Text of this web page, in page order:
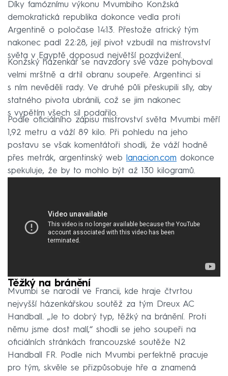
Díky famóznímu výkonu Mvumbiho Konžská
demokratická republika dokonce vedla proti
Argentině o poločase 14:13. Přestože africký tým
nakonec padl 22:28, její pivot vzbudil na mistrovství
světa v Egyptě doposud největší pozdvižení.
Konžský házenkář se navzdory své váze pohyboval
velmi mrštně a drtil obranu soupeře. Argentinci si
s ním nevěděli rady. Ve druhé půli přeskupili síly, aby
statného pivota ubránili, což se jim nakonec
s vypětím všech sil podařilo.
Podle oficiálního zápisu mistrovství světa Mvumbi měří
1,92 metru a váží 89 kilo. Při pohledu na jeho
postavu se však komentátoři shodli, že váží hodně
přes metrák, argentinský web lanacion.com dokonce
spekuluje, že by to mohlo být až 130 kilogramů.
Těžký na bránění
Mvumbi se narodil ve Francii, kde hraje čtvrtou
nejvyšší házenkářskou soutěž za tým Dreux AC
Handball. „Je to dobrý typ, těžký na bránění. Proti
němu jsme dost malí,“ shodli se jeho soupeři na
oficiálních stránkách francouzské soutěže N2
Handball FR. Podle nich Mvumbi perfektně pracuje
pro tým, skvěle se přizpůsobuje hře a znamená